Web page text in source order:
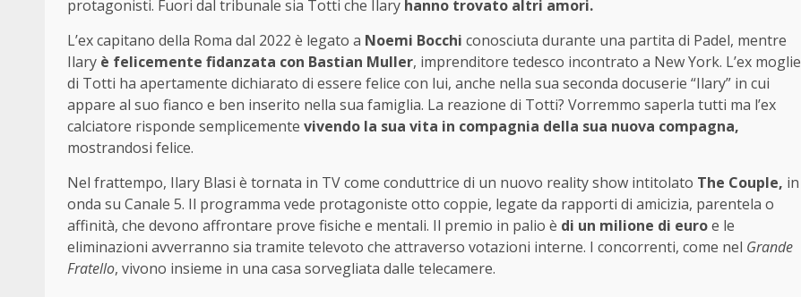
protagonisti. Fuori dal tribunale sia Totti che Ilary hanno trovato altri amori.
L’ex capitano della Roma dal 2022 è legato a Noemi Bocchi conosciuta durante una partita di Padel, mentre
Ilary è felicemente fidanzata con Bastian Muller, imprenditore tedesco incontrato a New York. L’ex moglie
di Totti ha apertamente dichiarato di essere felice con lui, anche nella sua seconda docuserie “Ilary” in cui
appare al suo fianco e ben inserito nella sua famiglia. La reazione di Totti? Vorremmo saperla tutti ma l’ex
calciatore risponde semplicemente vivendo la sua vita in compagnia della sua nuova compagna,
mostrandosi felice.
Nel frattempo, Ilary Blasi è tornata in TV come conduttrice di un nuovo reality show intitolato The Couple, in
onda su Canale 5. Il programma vede protagoniste otto coppie, legate da rapporti di amicizia, parentela o
affinità, che devono affrontare prove fisiche e mentali. Il premio in palio è di un milione di euroe le
eliminazioni avverranno sia tramite televoto che attraverso votazioni interne. I concorrenti, come nel Grande
Fratello, vivono insieme in una casa sorvegliata dalle telecamere.